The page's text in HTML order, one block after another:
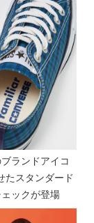
ランドアイコ
たスタンダード
ックが登場